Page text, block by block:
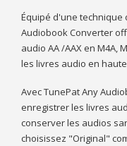
Équipé d'une technique
Audiobook Converter
audio AA /AAX en M4A,
les livres audio en
Avec TunePat Any
enregistrer les livres
conserver les audios
choisissez "Original"